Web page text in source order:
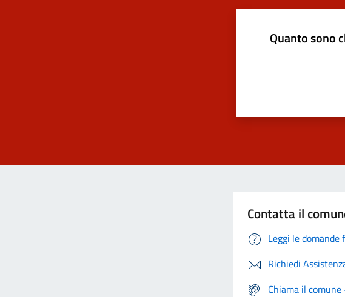
Quanto sono
Contatta il
Leggi le domande
Richiedi
Chiama il